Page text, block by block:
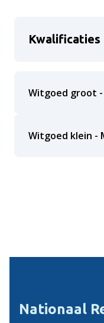
Kwalificaties
Witgoed groot -
Witgoed klein -
Nationaal